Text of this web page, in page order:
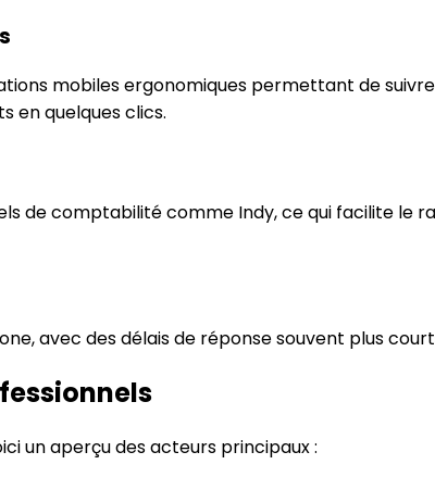
mobiles ergonomiques permettant de
en quelques clics.
de comptabilité comme Indy, ce qui facilite le
avec des délais de réponse souvent plus
un aperçu des acteurs principaux :